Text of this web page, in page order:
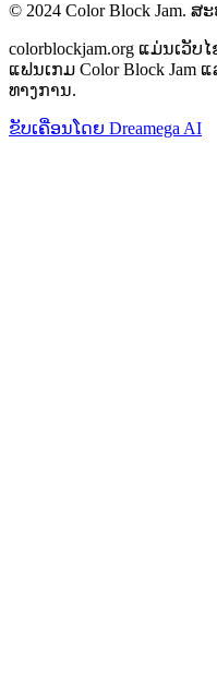
© 2024 Color Block Jam.
colorblockjam.org ແມ່ນເວັ
ແຟນເກມ Color Block Jam
ທາງການ.
ຂັບເຄື່ອນໂດຍ Dreamega AI